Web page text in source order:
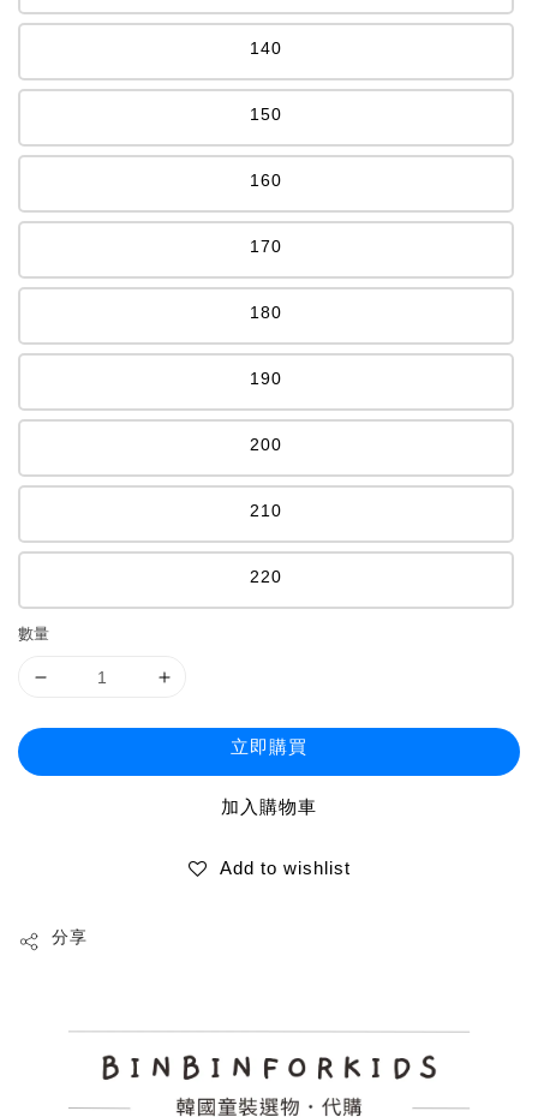
140
150
160
170
180
190
200
210
220
數量
立即購買
加入購物車
Add to wishlist
分享